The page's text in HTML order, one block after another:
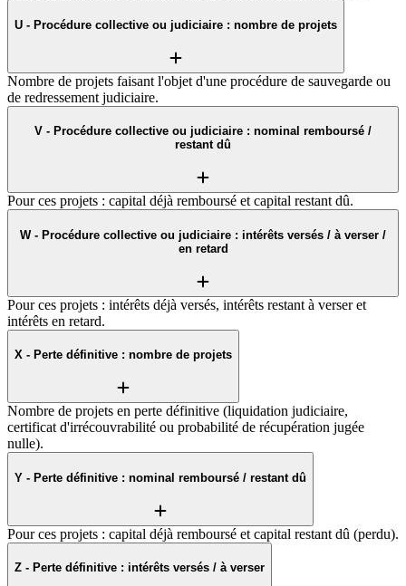
U - Procédure collective ou judiciaire : nombre de projets
Nombre de projets faisant l'objet d'une procédure de sauvegarde ou
de redressement judiciaire.
V - Procédure collective ou judiciaire : nominal remboursé /
restant dû
Pour ces projets : capital déjà remboursé et capital restant dû.
W - Procédure collective ou judiciaire : intérêts versés / à verser /
en retard
Pour ces projets : intérêts déjà versés, intérêts restant à verser et
intérêts en retard.
X - Perte définitive : nombre de projets
Nombre de projets en perte définitive (liquidation judiciaire,
certificat d'irrécouvrabilité ou probabilité de récupération jugée
nulle).
Y - Perte définitive : nominal remboursé / restant dû
Pour ces projets : capital déjà remboursé et capital restant dû (perdu).
Z - Perte définitive : intérêts versés / à verser